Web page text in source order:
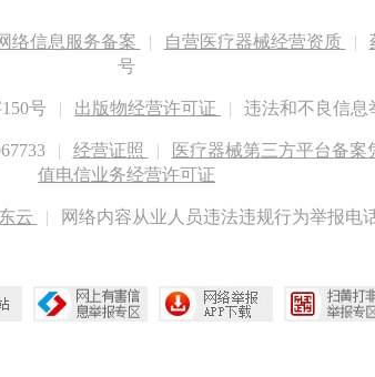
络信息服务备案 | 自营医疗器械经营资质 |
号
号 | 出版物经营许可证 | 违法和不良信息
| 经营证照 | 医疗器械第三方平台备案
值电信业务经营许可证
云 | 网络内容从业人员违法违规行为举报电